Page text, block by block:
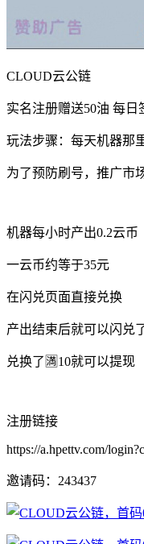
CLOUD云公链
实名注册赠送50油 每日
玩法步骤：每天机器那
为了预防刷号，推广市
机器每小时产出0.2云币
一云币约等于35元
在闪兑页面直接兑换
产出结束后就可以闪兑
兑换了🈵10就可以提现
注册链接
https://a.hpettv.com/
邀请码：243437